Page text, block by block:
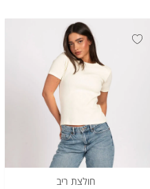
חולצת ריב